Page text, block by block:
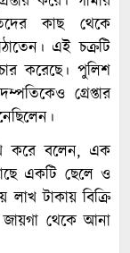
কাছ থেকে
এই চক্রটি
করেছে। পুলিশ
গ্রেপ্তার
করে বলেন, এক
একটি ছেলে ও
টাকায় বিক্রি
জায়গা থেকে আনা